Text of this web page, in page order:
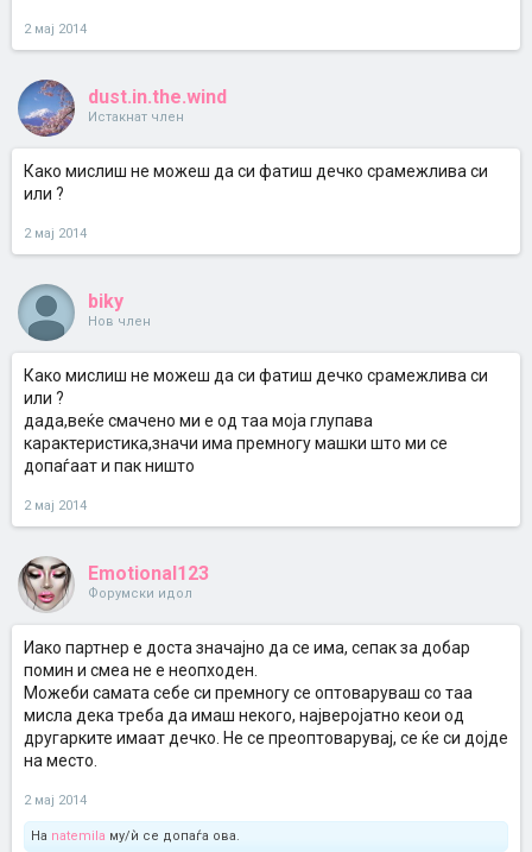
2 мај 2014
dust.in.the.wind
Истакнат член
Како мислиш не можеш да си фатиш дечко срамежлива си
или ?
2 мај 2014
biky
Нов член
Како мислиш не можеш да си фатиш дечко срамежлива си
или ?
дада,веќе смачено ми е од таа моја глупава
карактеристика,значи има премногу машки што ми се
допаѓаат и пак ништо
2 мај 2014
Emotional123
Форумски идол
Иако партнер е доста значајно да се има, сепак за добар
помин и смеа не е неопходен.
Можеби самата себе си премногу се оптоваруваш со таа
мисла дека треба да имаш некого, најверојатно кеои од
другарките имаат дечко. Не се преоптоварувај, се ќе си дојде
на место.
2 мај 2014
На natemila му/ѝ се допаѓа ова.